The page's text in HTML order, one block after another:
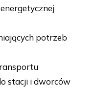
potrzeb
stacji i dworców